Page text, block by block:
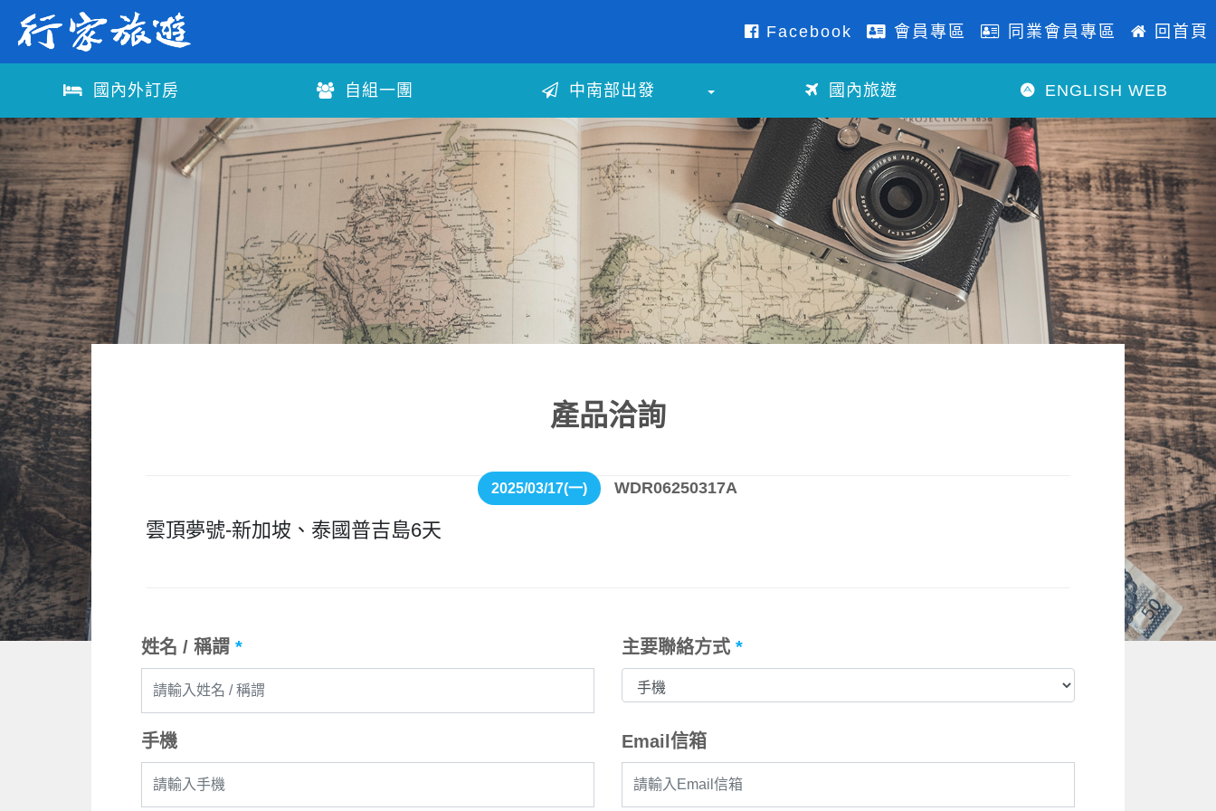
Facebook 會員專區 同業會員專區 回首頁
國內外訂房 自組一團 中南部出發 國內旅遊 ENGLISH WEB
產品洽詢
2025/03/17(一) WDR06250317A
雲頂夢號-新加坡、泰國普吉島6天
姓名 / 稱謂 * 主要聯絡方式 *
手機 Email信箱